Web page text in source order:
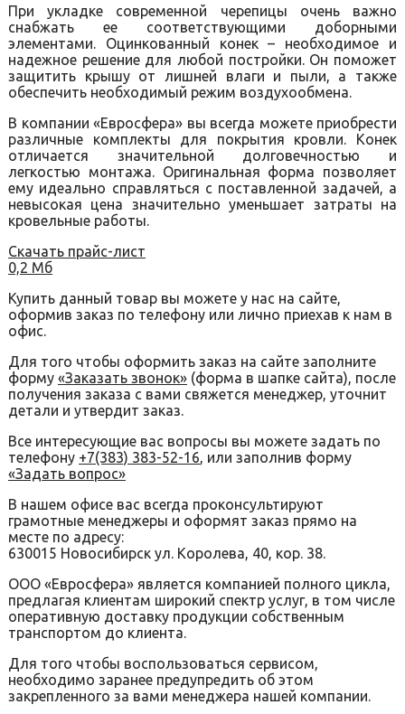
При укладке современной черепицы очень важно
снабжать ее соответствующими доборными
элементами. Оцинкованный конек – необходимое и
надежное решение для любой постройки. Он поможет
защитить крышу от лишней влаги и пыли, а также
обеспечить необходимый режим воздухообмена.
В компании «Евросфера» вы всегда можете приобрести
различные комплекты для покрытия кровли. Конек
отличается значительной долговечностью и
легкостью монтажа. Оригинальная форма позволяет
ему идеально справляться с поставленной задачей, а
невысокая цена значительно уменьшает затраты на
кровельные работы.
Скачать прайс-лист
0,2 Мб
Купить данный товар вы можете у нас на сайте,
оформив заказ по телефону или лично приехав к нам в
офис.
Для того чтобы оформить заказ на сайте заполните
форму «Заказать звонок» (форма в шапке сайта), после
получения заказа с вами свяжется менеджер, уточнит
детали и утвердит заказ.
Все интересующие вас вопросы вы можете задать по
телефону +7(383) 383-52-16, или заполнив форму
«Задать вопрос»
В нашем офисе вас всегда проконсультируют
грамотные менеджеры и оформят заказ прямо на
месте по адресу:
630015 Новосибирск ул. Королева, 40, кор. 38.
ООО «Евросфера» является компанией полного цикла,
предлагая клиентам широкий спектр услуг, в том числе
оперативную доставку продукции собственным
транспортом до клиента.
Для того чтобы воспользоваться сервисом,
необходимо заранее предупредить об этом
закрепленного за вами менеджера нашей компании.